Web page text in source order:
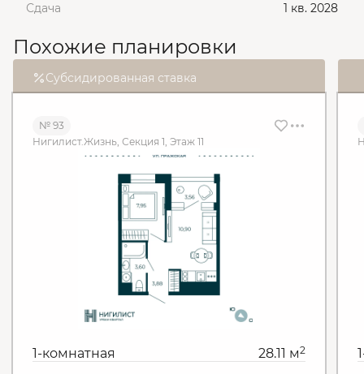
Сдача
1 кв. 2028
Похожие планировки
Субсидированная ставка
№ 93
Нигилист.Жизнь, Секция 1, Этаж 11
1-комнатная 28.11 м2